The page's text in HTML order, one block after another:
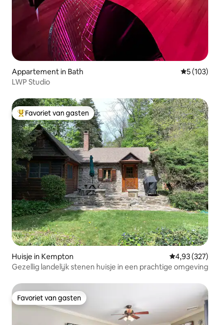
Appartement in Bath
5 (103)
LWP Studio
Topfavoriet van gasten
Favoriet van gasten
Huisje in Kempton Gemiddelde
4,93 (327)
Gezellig landelijk stenen huisje in een prachtige omgeving
Favoriet van gasten
Favoriet van gasten